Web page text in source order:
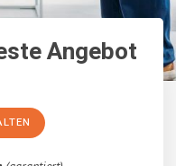
Angebot